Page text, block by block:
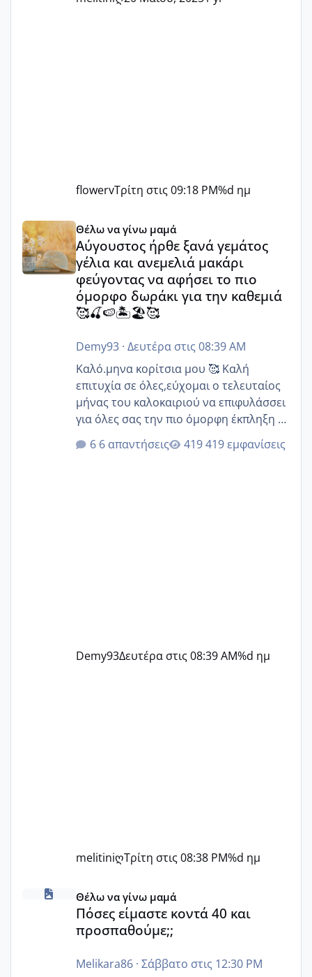
flowervΤρίτη στις 09:18 PM%d ημ
Αύγουστος ήρθε ξανά γεμάτος γέλια και ανεμελιά
Θέλω να γίνω μαμά
Αύγουστος ήρθε ξανά γεμάτος
γέλια και ανεμελιά μακάρι
φεύγοντας να αφήσει το πιο
όμορφο δωράκι για την καθεμιά
🥰🍒🍉🏝️🏖️🥰
Demy93· Δευτέρα στις 08:39 AM
Καλό.μηνα κορίτσια μου 🥰 Καλή
επιτυχία σε όλες,εύχομαι ο τελευταίος
μήνας του καλοκαιριού να επιφυλάσσει
για όλες σας την πιο όμορφη έκπληξη 🧿
@Elk @Melikara86 @Παρασκευαιδου
@Zenia z @melitiniღ @Christi.D.
6 απαντήσεις 419 εμφανίσεις
Demy93Δευτέρα στις 08:39 AM%d ημ
melitiniღΤρίτη στις 08:38 PM%d ημ
Πόσες είμαστε κοντά 40 και προσπαθούμε;;
Θέλω να γίνω μαμά
Πόσες είμαστε κοντά 40 και
προσπαθούμε;;
Melikara86· Σάββατο στις 12:30 PM